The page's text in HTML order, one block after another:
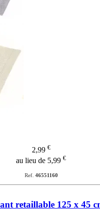
2,99 €
au lieu de 5,99 €
Ref. 46551160
retaillable 125 x 45